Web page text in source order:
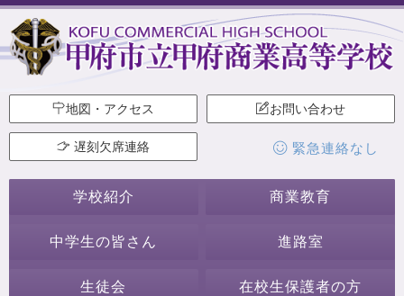
地図・アクセス お問い合わせ
遅刻欠席連絡 緊急連絡なし
学校紹介 商業教育
中学生の皆さん 進路室
生徒会 在校生保護者の方